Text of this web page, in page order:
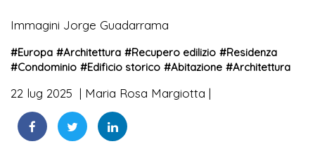
Immagini Jorge Guadarrama
#Europa #Architettura #Recupero edilizio #Residenza
#Condominio #Edificio storico #Abitazione #Architettura
22 lug 2025 Maria Rosa Margiotta